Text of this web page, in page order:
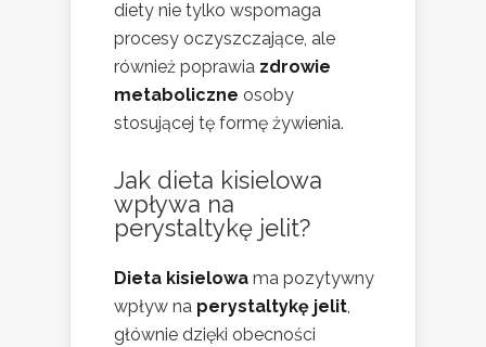
diety nie tylko wspomaga
procesy oczyszczające, ale
również poprawia zdrowie
metaboliczne osoby
stosującej tę formę żywienia.
Jak dieta kisielowa
wpływa na
perystaltykę jelit?
Dieta kisielowa ma pozytywny
wpływ na perystaltykę jelit,
głównie dzięki obecności